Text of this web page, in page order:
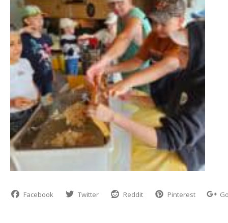
Facebook Twitter Reddit Pinterest